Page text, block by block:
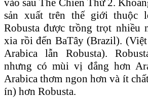
vào sau Thế Chiến Thứ 2.
sản xuất trên thế giới thuộc
Robusta được trồng trọt nhiều
xia rồi đến BaTây (Brazil).
Arabica lẫn Robusta).
nhưng có mùi vị đắng hơn
Arabica thơm ngon hơn và ít
ín) hơn Robusta.